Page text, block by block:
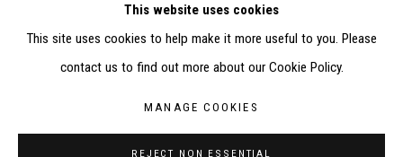
PARTIR DES DONNÉES COLLECTÉES PAR ELISABETH KLIMOFF
DE 2015 À 2019
SITE BY ARTLOGIC
This website uses cookies
This site uses cookies to help make it more useful to you. Please
contact us to find out more about our Cookie Policy.
MANAGE COOKIES
REJECT NON ESSENTIAL